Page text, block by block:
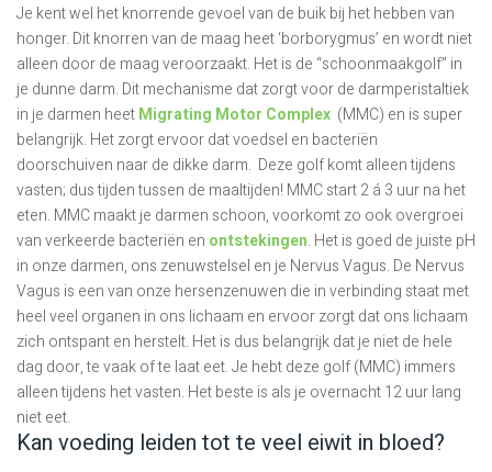
Je kent wel het knorrende gevoel van de buik bij het hebben van
honger. Dit knorren van de maag heet ‘borborygmus’ en wordt niet
alleen door de maag veroorzaakt. Het is de “schoonmaakgolf” in
je dunne darm. Dit mechanisme dat zorgt voor de darmperistaltiek
in je darmen heetMigrating Motor Complex (MMC) en is super
belangrijk. Het zorgt ervoor dat voedsel en bacteriën
doorschuiven naar de dikke darm. Deze golf komt alleen tijdens
vasten; dus tijden tussen de maaltijden! MMC start 2 á 3 uur na het
eten. MMC maakt je darmen schoon, voorkomt zo ook overgroei
van verkeerde bacteriën en ontstekingen. Het is goed de juiste pH
in onze darmen, ons zenuwstelsel en je Nervus Vagus. De Nervus
Vagus is een van onze hersenzenuwen die in verbinding staat met
heel veel organen in ons lichaam en ervoor zorgt dat ons lichaam
zich ontspant en herstelt. Het is dus belangrijk dat je niet de hele
dag door, te vaak of te laat eet. Je hebt deze golf (MMC) immers
alleen tijdens het vasten. Het beste is als je overnacht 12 uur lang
niet eet.
Kan voeding leiden tot te veel eiwit in bloed?